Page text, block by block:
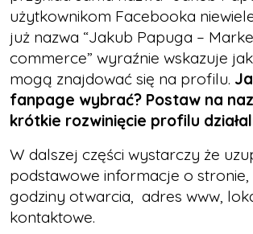
użytkownikom Facebooka
już nazwa “Jakub Papuga –
commerce” wyraźnie wskazuje
mogą znajdować się na profilu.
fanpage wybrać? Postaw na
krótkie rozwinięcie profilu
W dalszej części wystarczy że
podstawowe informacje o stronie,
godziny otwarcia, adres www,
kontaktowe.